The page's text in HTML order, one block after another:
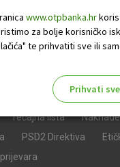
OTP banke
Tečajna lista Naknade
PSD2 Direktiva
www.otpbanka.hr
za bolje korisničko
te prihvatiti sve ili
Prihvati